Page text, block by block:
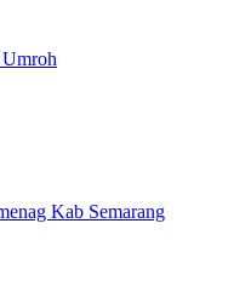
Kab Semarang